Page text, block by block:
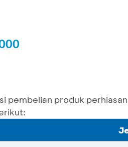
pembelian produk